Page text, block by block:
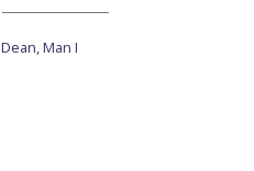
Man I